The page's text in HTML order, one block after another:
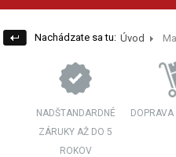
Nachádzate sa tu: Úvod
NADŠTANDARDNÉ
ZÁRUKY AŽ DO 5
ROKOV